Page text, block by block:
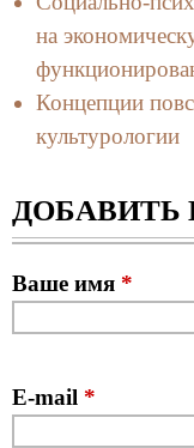
на
Концепции
культурологии
Ваше имя *
E-mail *